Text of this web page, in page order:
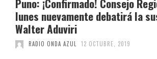
Puno: ¡Confirmado! Consejo
lunes nuevamente debatirá la
Walter Aduviri
RADIO ONDA AZUL 12 OCTUBRE, 2019